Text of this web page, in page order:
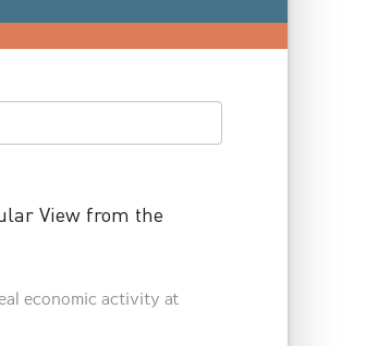
View from the
economic activity at